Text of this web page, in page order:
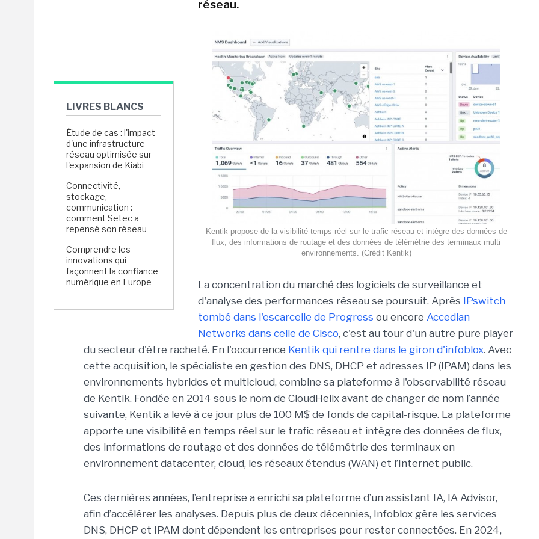
LIVRES BLANCS
Étude de cas : l'impact
d'une infrastructure
réseau optimisée sur
l'expansion de Kiabi
Connectivité,
stockage,
communication :
comment Setec a
repensé son réseau
Comprendre les
innovations qui
façonnent la confiance
numérique en Europe
réseau.
Kentik propose de la visibilité temps réel sur le trafic réseau et intègre des données de
flux, des informations de routage et des données de télémétrie des terminaux multi
environnements. (Crédit Kentik)
La concentration du marché des logiciels de surveillance et
d'analyse des performances réseau se poursuit. Après IPswitch
tombé dans l'escarcelle de Progress ou encore Accedian
Networks dans celle de Cisco, c'est au tour d'un autre pure player
du secteur d'être racheté. En l'occurrence Kentik qui rentre dans le giron d'infoblox. Avec
cette acquisition, le spécialiste en gestion des DNS, DHCP et adresses IP (IPAM) dans les
environnements hybrides et multicloud, combine sa plateforme à l'observabilité réseau
de Kentik. Fondée en 2014 sous le nom de CloudHelix avant de changer de nom l’année
suivante, Kentik a levé à ce jour plus de 100 M$ de fonds de capital-risque. La plateforme
apporte une visibilité en temps réel sur le trafic réseau et intègre des données de flux,
des informations de routage et des données de télémétrie des terminaux en
environnement datacenter, cloud, les réseaux étendus (WAN) et l’Internet public.
Ces dernières années, l’entreprise a enrichi sa plateforme d’un assistant IA, IA Advisor,
afin d’accélérer les analyses. Depuis plus de deux décennies, Infoblox gère les services
DNS, DHCP et IPAM dont dépendent les entreprises pour rester connectées. En 2024,